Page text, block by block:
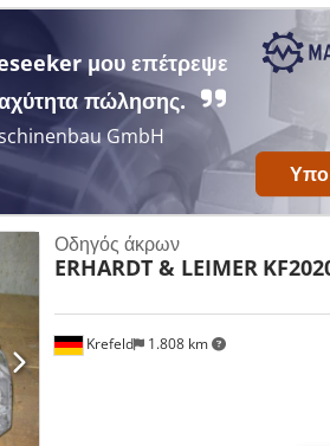
μου επέτρεψε
πώλησης.
GmbH
Krefeld 1.808 km
Οδηγός άκρων
ERHARDT & LEIMER